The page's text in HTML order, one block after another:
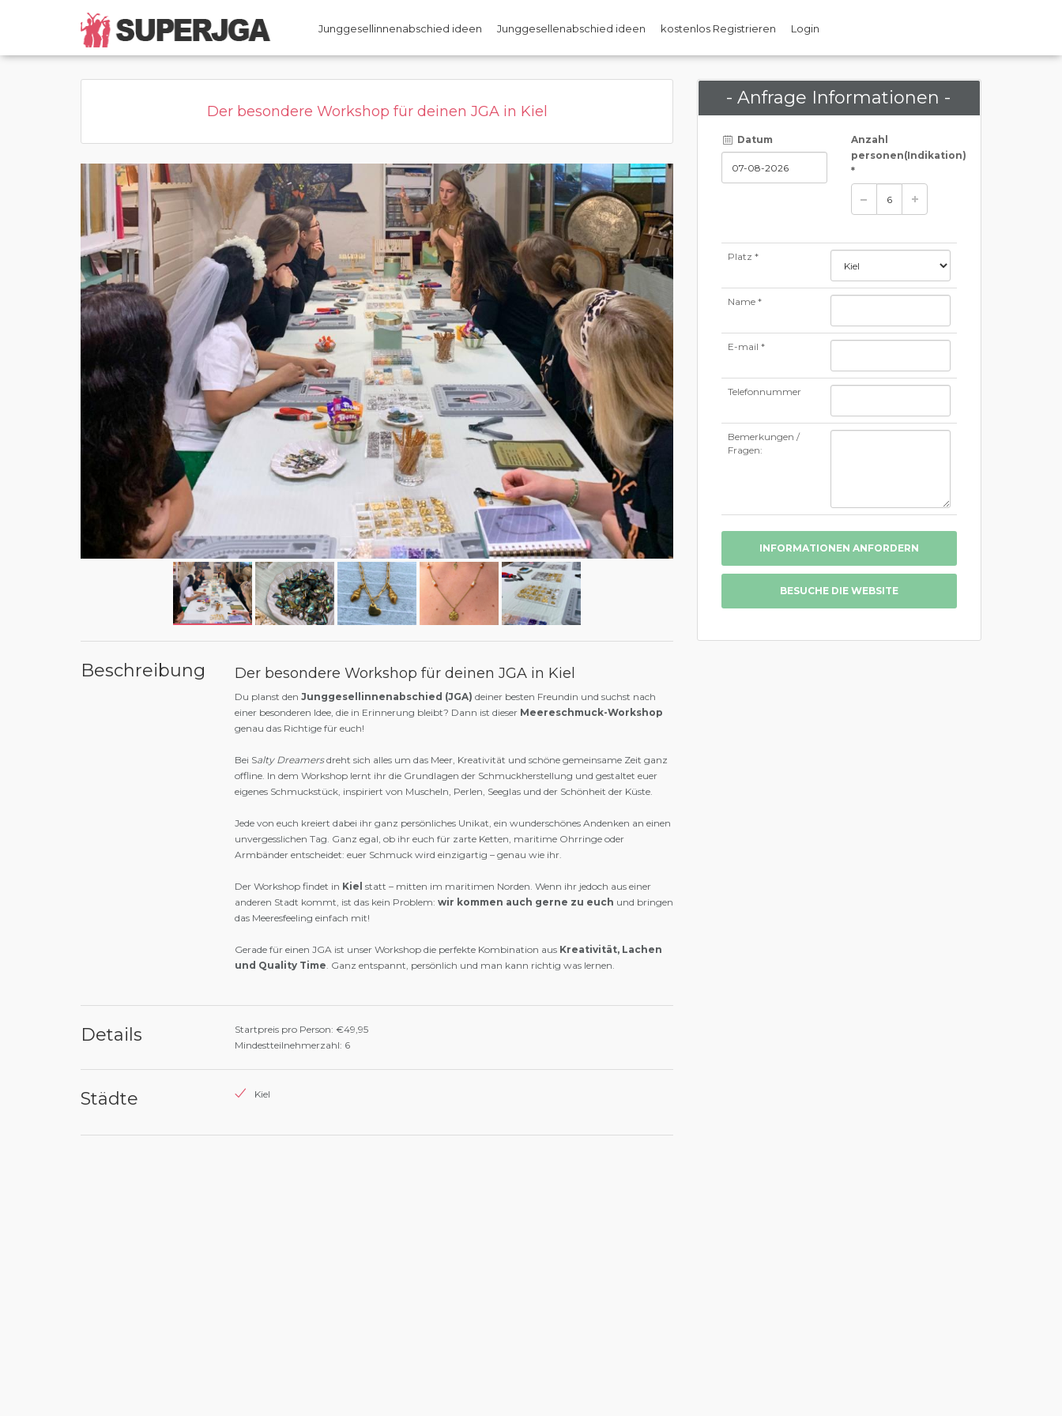
Junggesellinnenabschied ideen Junggesellenabschied ideen kostenlos Registrieren Login
Home
Der besondere Workshop für deinen JGA in Kiel
Beschreibung Der besondere Workshop für deinen JGA in Kiel
Du planst den Junggesellinnenabschied (JGA) deiner besten Freundin und suchst nach
einer besonderen Idee, die in Erinnerung bleibt? Dann ist dieser Meereschmuck-Workshop
genau das Richtige für euch!
Bei Salty Dreamersdreht sich alles um das Meer, Kreativität und schöne gemeinsame Zeit ganz
offline. In dem Workshop lernt ihr die Grundlagen der Schmuckherstellung und gestaltet euer
eigenes Schmuckstück, inspiriert von Muscheln, Perlen, Seeglas und der Schönheit der Küste.
Jede von euch kreiert dabei ihr ganz persönliches Unikat, ein wunderschönes Andenken an einen
unvergesslichen Tag. Ganz egal, ob ihr euch für zarte Ketten, maritime Ohrringe oder
Armbänder entscheidet: euer Schmuck wird einzigartig – genau wie ihr.
Der Workshop findet in Kiel statt – mitten im maritimen Norden. Wenn ihr jedoch aus einer
anderen Stadt kommt, ist das kein Problem: wir kommen auch gerne zu euch und bringen
das Meeresfeeling einfach mit!
Gerade für einen JGA ist unser Workshop die perfekte Kombination aus Kreativität, Lachen
und Quality Time. Ganz entspannt, persönlich und man kann richtig was lernen.
Details
Startpreis pro Person: €49,95
Mindestteilnehmerzahl: 6
Städte Kiel
- Anfrage Informationen -
Datum
Anzahl
personen(Indikation)
*
Platz *
Name *
E-mail *
Telefonnummer
Bemerkungen /
Fragen:
INFORMATIONEN ANFORDERN
BESUCHE DIE WEBSITE